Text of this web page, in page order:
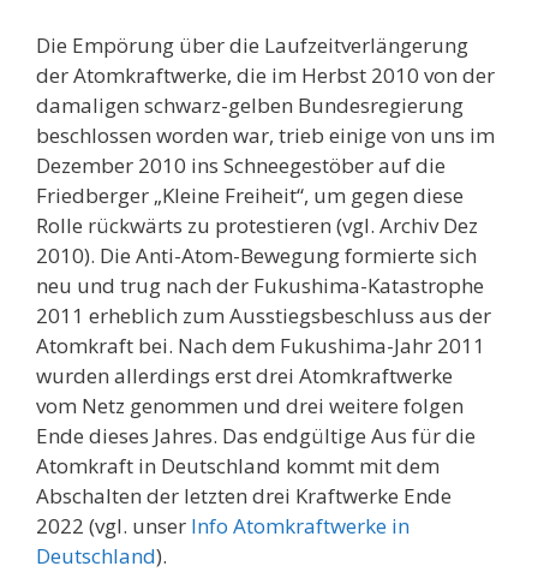
Die Empörung über die Laufzeitverlängerung
der Atomkraftwerke, die im Herbst 2010 von der
damaligen schwarz-gelben Bundesregierung
beschlossen worden war, trieb einige von uns im
Dezember 2010 ins Schneegestöber auf die
Friedberger „Kleine Freiheit“, um gegen diese
Rolle rückwärts zu protestieren (vgl. Archiv Dez
2010). Die Anti-Atom-Bewegung formierte sich
neu und trug nach der Fukushima-Katastrophe
2011 erheblich zum Ausstiegsbeschluss aus der
Atomkraft bei. Nach dem Fukushima-Jahr 2011
wurden allerdings erst drei Atomkraftwerke
vom Netz genommen und drei weitere folgen
Ende dieses Jahres. Das endgültige Aus für die
Atomkraft in Deutschland kommt mit dem
Abschalten der letzten drei Kraftwerke Ende
2022 (vgl. unser Info Atomkraftwerke in
Deutschland).